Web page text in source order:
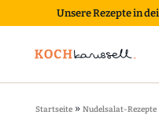
Unsere Rezepte in
Startseite» Nudelsalat-Rezepte